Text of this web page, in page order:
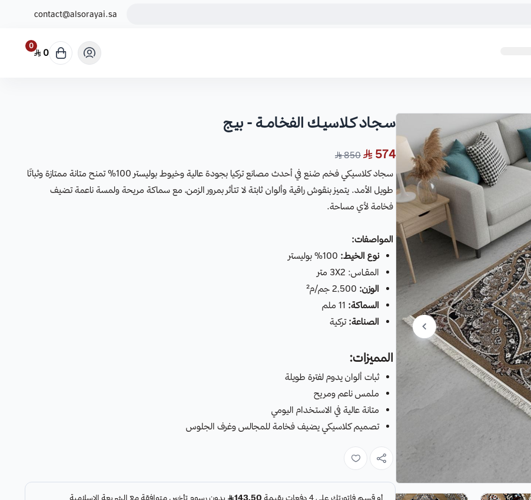
contact@alsorayai.sa
0
0
سـجـاد كـلاسيـك الفخـامـة - بيـج
574
850
سجاد كلاسيكي فخم صُنع في أحدث مصانع تركيا بجودة عالية وخيوط بوليستر 100% تمنح متانة ممتازة وثباتًا
طويل الأمد. يتميز بنقوش راقية وألوان ثابتة لا تتأثر بمرور الزمن، مع سماكة مريحة ولمسة ناعمة تضيف
فخامة لأي مساحة.
المواصفات:
نوع الخيط:
المقـاس: 3X2 متر
الوزن:
السماكة:
الصناعة: تركية
المميزات:
ثبات ألوان يدوم لفترة طويلة
ملمس ناعم ومريح
متانة عالية في الاستخدام اليومي
تصميم كلاسيكي يضيف فخامة للمجالس وغرف الجلوس